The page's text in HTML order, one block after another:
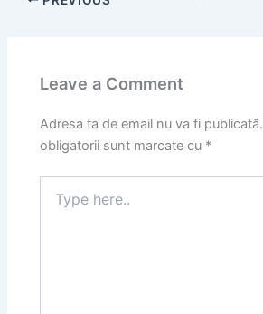
Leave a Comment
Adresa ta de email nu va fi publicată.
obligatorii sunt marcate cu *
here..